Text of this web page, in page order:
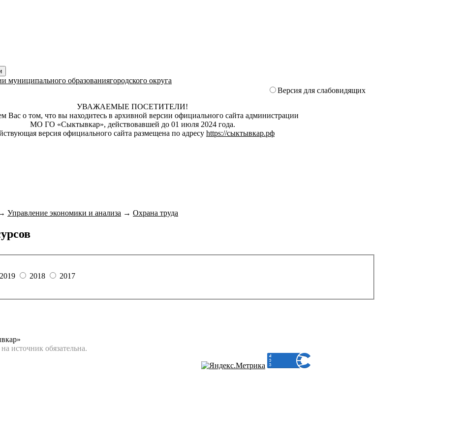
муниципального образованиягородского округа
Версия для слабовидящих
УВАЖАЕМЫЕ ПОСЕТИТЕЛИ!
Вас о том, что вы находитесь в архивной версии официального сайта администрации
МО ГО «Сыктывкар», действовавшей до 01 июля 2024 года.
версия официального сайта размещена по адресу https://сыктывкар.рф
Управление экономики и анализа → Охрана труда
2019 2018 2017
источник обязательна.